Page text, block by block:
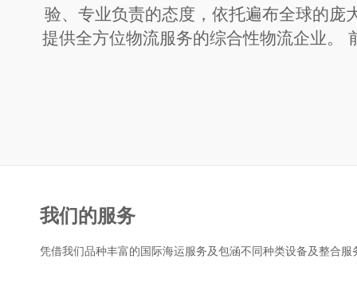
验、专业负责的态度，依托遍布全球的庞
提供全方位物流服务的综合性物流企业。
我们的服务
凭借我们品种丰富的国际海运服务及包涵不同种类设备及整合